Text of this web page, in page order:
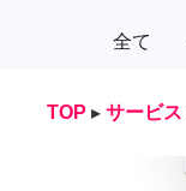
全て
TOP ▸ サービス